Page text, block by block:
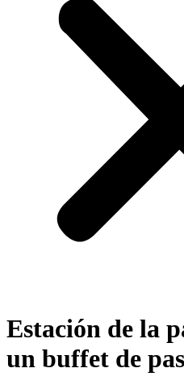
Estación de la
un buffet de